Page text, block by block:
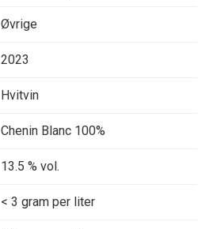
Øvrige
2023
Hvitvin
Chenin Blanc 100%
13.5 % vol.
< 3 gram per liter